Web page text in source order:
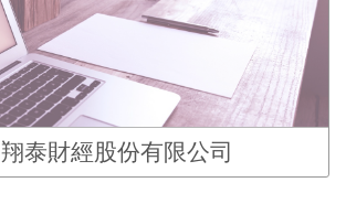
翔泰財經股份有限公司